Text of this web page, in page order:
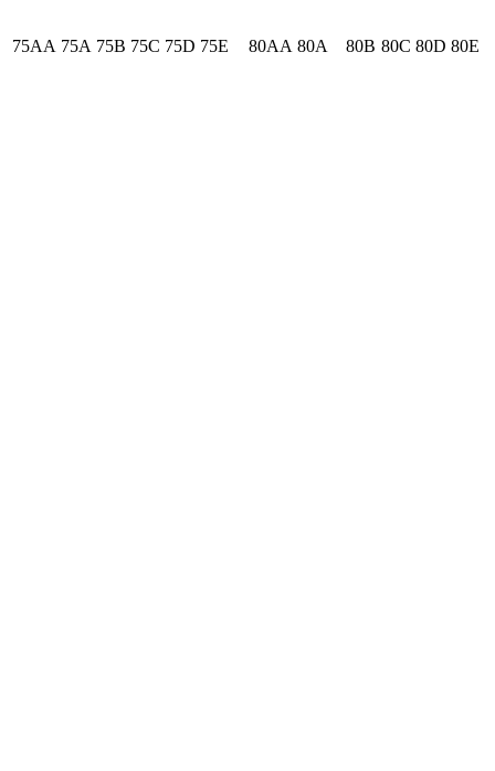
75AA 75A 75B 75C 75D 75E 80AA 80A 80B 80C 80D 80E